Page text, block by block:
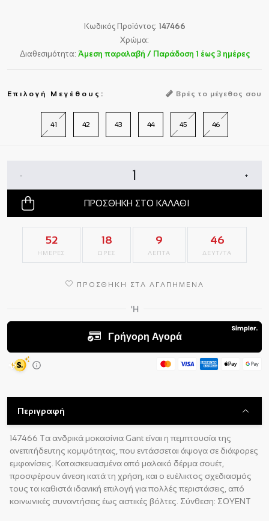
Κωδικός Προϊόντος: 147466
Χρώμα:
Διαθεσιμότητα: Άμεση παραλαβή / Παράδoση 1 έως 3 ημέρες
Επιλογή Μεγέθους: Βρές το μέγεθος σου
41 42 43 44 45 46
- +
ΠΡΟΣΘΗΚΗ ΣΤΟ ΚΑΛΑΘΙ
52
ΗΜΕΡΕΣ
18
ΩΡΕΣ
9
ΛΕΠΤΑ
45
ΔΕΥΤ/ΤΑ
ΠΡΟΣΘΗΚΗ ΣΤΑ ΑΓΑΠΗΜΕΝΑ
Περιγραφή
147466 Τα ανδρικά μοκασίνια Gant είναι η πεμπτουσία της
ανεπιτήδευτης κομψότητας, που εντάσσεται άψογα σε διάφορες
εμφανίσεις. Κατασκευασμένα από μαλακό δέρμα σουέτ,
προσφέρουν άνεση κατά τη χρήση, και ο ευέλικτος σχεδιασμός
τους τα καθιστά ιδανική επιλογή για πολλές περιστάσεις, από
κοινωνικές συναντήσεις έως αστικές βόλτες. Σύνθεση: ΣΟΥΕΝΤ